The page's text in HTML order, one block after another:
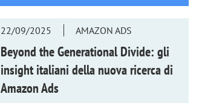
22/09/2025 AMAZON ADS
Beyond the Generational Divide: gli
insight italiani della nuova ricerca di
Amazon Ads